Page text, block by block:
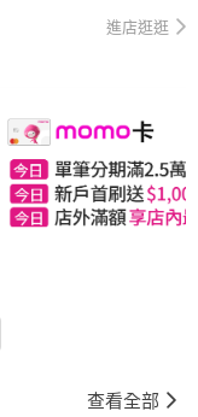
進店逛逛
查看全部